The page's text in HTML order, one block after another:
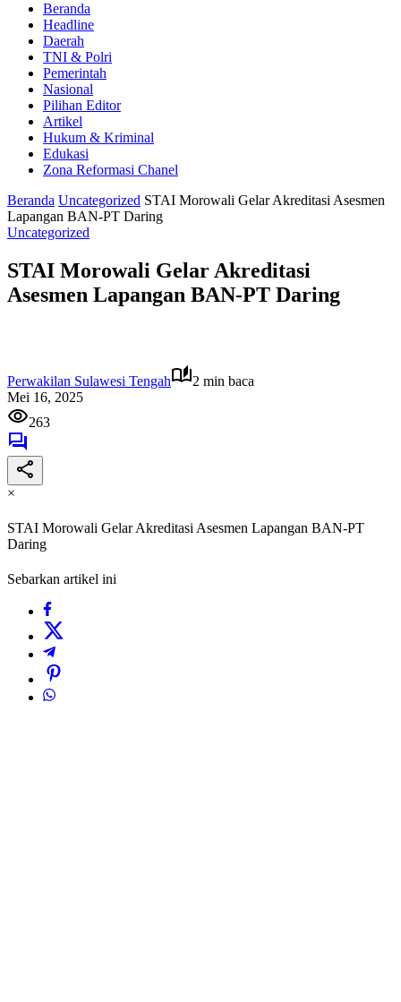
Beranda
Headline
Daerah
TNI & Polri
Pemerintah
Nasional
Pilihan Editor
Artikel
Hukum & Kriminal
Edukasi
Zona Reformasi Chanel
Beranda Uncategorized STAI Morowali Gelar Akreditasi Asesmen
Lapangan BAN-PT Daring
Uncategorized
STAI Morowali Gelar Akreditasi
Asesmen Lapangan BAN-PT Daring
Perwakilan Sulawesi Tengah
2 min baca
Mei 16, 2025
263
×
STAI Morowali Gelar Akreditasi Asesmen Lapangan BAN-PT
Daring
Sebarkan artikel ini